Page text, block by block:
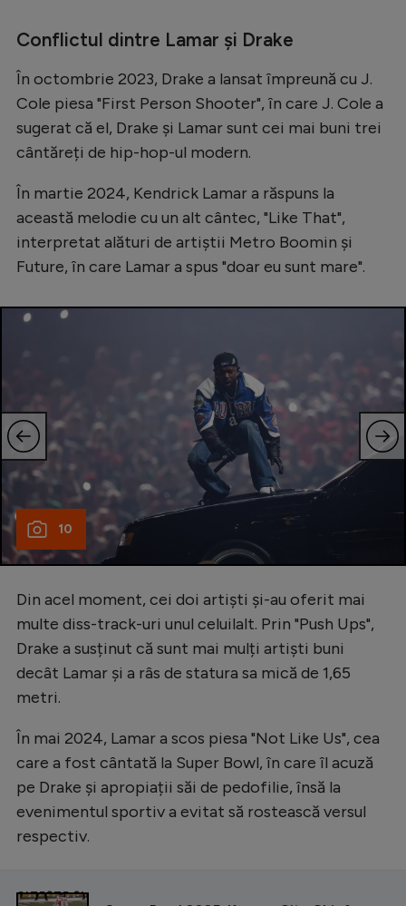
Conflictul dintre Lamar și Drake
În octombrie 2023, Drake a lansat împreună cu J.
Cole piesa "First Person Shooter", în care J. Cole a
sugerat că el, Drake și Lamar sunt cei mai buni trei
cântăreți de hip-hop-ul modern.
În martie 2024, Kendrick Lamar a răspuns la
această melodie cu un alt cântec, "Like That",
interpretat alături de artiștii Metro Boomin și
Future, în care Lamar a spus "doar eu sunt mare".
10
Din acel moment, cei doi artiști și-au oferit mai
multe diss-track-uri unul celuilalt. Prin "Push Ups",
Drake a susținut că sunt mai mulți artiști buni
decât Lamar și a râs de statura sa mică de 1,65
metri.
În mai 2024, Lamar a scos piesa "Not Like Us", cea
care a fost cântată la Super Bowl, în care îl acuză
pe Drake și apropiații săi de pedofilie, însă la
evenimentul sportiv a evitat să rostească versul
respectiv.
CITEȘTE ȘI